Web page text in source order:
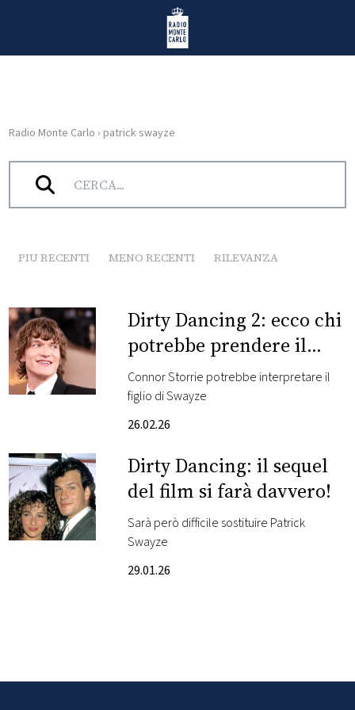
Radio Monte Carlo
HOME
RADIO
NEWS
FOTO
EVENTI
VIDEO
Radio Monte Carlo › patrick swayze
Tag:patrick swayze
PIU RECENTI MENO RECENTI RILEVANZA
Dirty Dancing 2: ecco chi
potrebbe prendere il
posto di Patrick Swayze
Connor Storrie potrebbe interpretare il
figlio di Swayze
26.02.26
Dirty Dancing: il sequel
del film si farà davvero!
Sarà però difficile sostituire Patrick
Swayze
29.01.26